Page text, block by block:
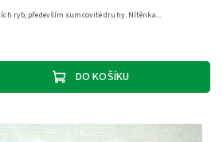
DO KOŠÍKU
ryb, především sumcovité druhy. Nítěnka...